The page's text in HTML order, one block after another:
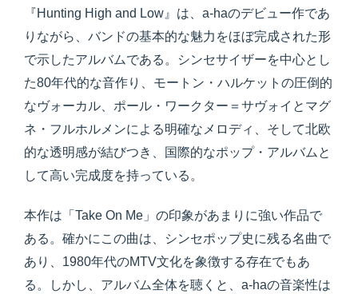
『Hunting High and Low』は、a-haのデビュー作であ
りながら、バンドの基本的な魅力をほぼ完成された形
で示したアルバムである。シンセサイザーを中心とし
た80年代的な音作り、モートン・ハルケットの圧倒的
なヴォーカル、ポール・ワークター＝サヴォイとマグ
ネ・フルホルメンによる明確なメロディ、そして北欧
的な透明感が結びつき、国際的なポップ・アルバムと
して高い完成度を持っている。
本作は「Take On Me」の印象があまりに強い作品で
ある。確かにこの曲は、シンセポップ史に残る名曲で
あり、1980年代のMTV文化を象徴する存在でもあ
る。しかし、アルバム全体を聴くと、a-haの音楽性は